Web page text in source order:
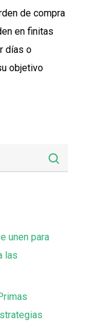
de compra
en finitas
días o
objetivo
unen para
las